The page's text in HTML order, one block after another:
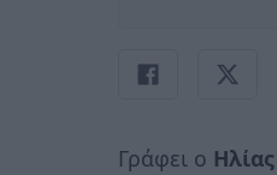
Γράφει ο